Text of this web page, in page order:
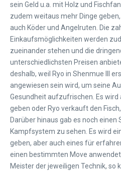
sein Geld u.a. mit Holz und
zudem weitaus mehr Dinge
auch Köder und Angelruten. Die
Einkaufsmöglichkeiten werden
zueinander stehen und die
unterschiedlichsten Preisen
deshalb, weil Ryo in Shenmue III
angewiesen sein wird, um seine
Gesundheit aufzufrischen. Es
geben oder Ryo verkauft den
Darüber hinaus gab es noch einen
Kampfsystem zu sehen. Es wird
geben, aber auch eines für
einen bestimmten Move
Meister der jeweiligen Technik, so